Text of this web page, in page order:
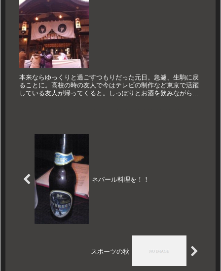
本来ならゆっくりと過ごすつもりだった元日。急遽、生駒に戻
ることに。高校の時の友人で今はテレビの制作など東京で活躍
している友人が帰ってくると。しっぽりとお酒を飲みながら、
ネパール料理を！！
スポーツの秋